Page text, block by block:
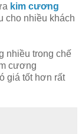
kim cương
cho nhiều khách
nhiều trong chế
cương
giá tốt hơn rất